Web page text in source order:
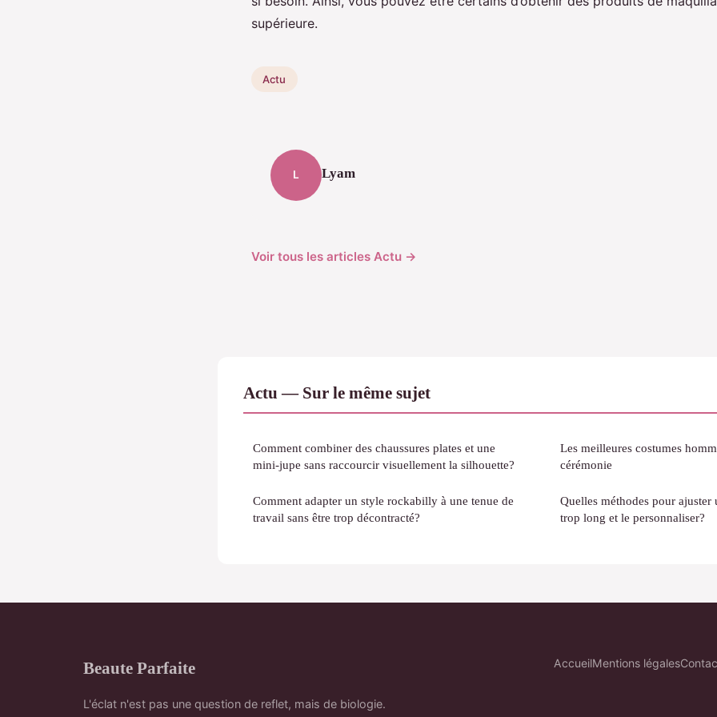
supérieure.
Actu
L Lyam
Voir tous les articles Actu →
Actu — Sur le même sujet
Comment combiner des chaussures plates et une
mini-jupe sans raccourcir visuellement la silhouette?
Comment adapter un style rockabilly à une tenue de
travail sans être trop décontracté?
Les meilleures costumes
cérémonie
Quelles méthodes pour ajuster
trop long et le personnaliser?
Beaute Parfaite
L'éclat n'est pas une question de reflet, mais de biologie.
AccueilMentions légales